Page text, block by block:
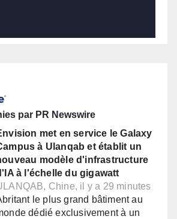
par PR Newswire
met en service le Galaxy
à Ulanqab et établit un
modèle d'infrastructure
à l'échelle du gigawatt
Chine, il y a 29 minutes
le plus grand bâtiment au
dédié exclusivement à un